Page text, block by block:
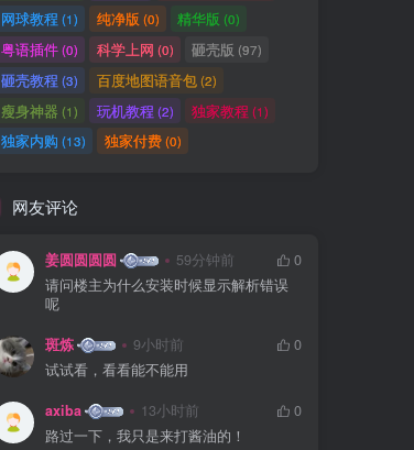
网球教程 (1) 纯净版 (0) 精华版 (0)
粤语插件(0) 科学上网 (0) 砸壳版 (97)
砸壳教程 (3) 百度地图语音包(2)
瘦身神器 (1) 玩机教程 (2) 独家教程 (1)
独家内购 (13) 独家付费(0)
网友评论
姜圆圆圆圆 59分钟前
0
请问楼主为什么安装时候显示解析错误
呢
斑炼 9小时前
0
试试看，看看能不能用
axiba 13小时前
0
路过一下，我只是来打酱油的！